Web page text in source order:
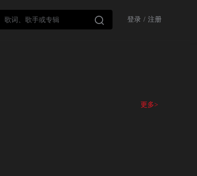
 登录 / 注册
更多>